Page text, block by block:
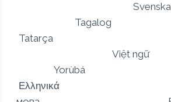
Tatarça
Việt
Ελληνικά